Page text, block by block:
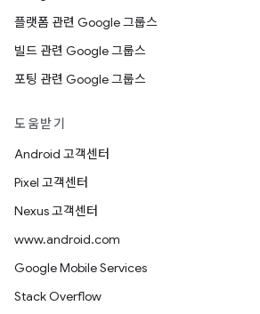
플랫폼 관련 Google 그룹스
빌드 관련 Google 그룹스
포팅 관련 Google 그룹스
도움받기
Android 고객센터
Pixel 고객센터
Nexus 고객센터
www.android.com
Google Mobile Services
Stack Overflow